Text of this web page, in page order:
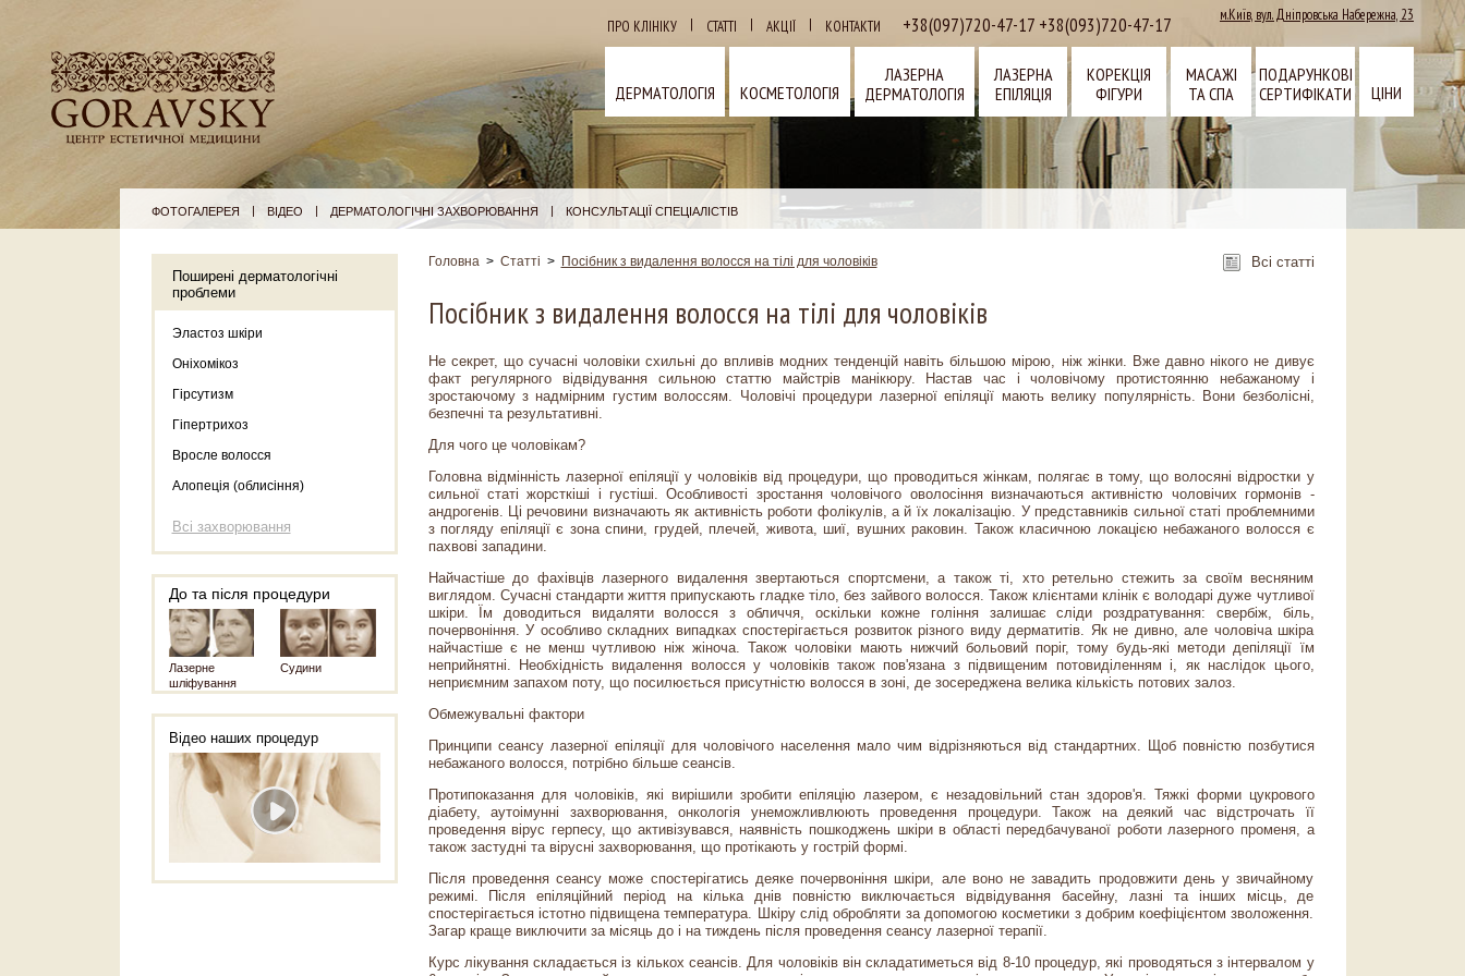
ПРО КЛІНІКУ | СТАТТІ | АКЦІЇ | КОНТАКТИ +38(097)720-47-17 +38(093)720-47-17 м.Київ, вул. Дніпровська Набережна, 23
ДЕРМАТОЛОГІЯ КОСМЕТОЛОГІЯ
ЛАЗЕРНА
ДЕРМАТОЛОГІЯ
ЛАЗЕРНА
ЕПІЛЯЦІЯ
КОРЕКЦІЯ
ФІГУРИ
МАСАЖІ
ТА СПА
ПОДАРУНКОВІ
СЕРТИФІКАТИ
ЦІНИ
ФОТОГАЛЕРЕЯ | ВІДЕО | ДЕРМАТОЛОГІЧНІ ЗАХВОРЮВАННЯ | КОНСУЛЬТАЦІЇ СПЕЦІАЛІСТІВ
Поширені дерматологічні
проблеми
Эластоз шкіри
Оніхомікоз
Гірсутизм
Гіпертрихоз
Вросле волосся
Алопеція (облисіння)
Всі захворювання
До та після процедури
Лазерне
шліфування
Судини
Відео наших процедур
Головна > Статті > Посібник з видалення волосся на тілі для чоловіків Всі статті
Посібник з видалення волосся на тілі для чоловіків
Не секрет, що сучасні чоловіки схильні до впливів модних тенденцій навіть більшою мірою, ніж жінки. Вже давно нікого не дивує
факт регулярного відвідування сильною статтю майстрів манікюру. Настав час і чоловічому протистоянню небажаному і
зростаючому з надмірним густим волоссям. Чоловічі процедури лазерної епіляції мають велику популярність. Вони безболісні,
безпечні та результативні.
Для чого це чоловікам?
Головна відмінність лазерної епіляції у чоловіків від процедури, що проводиться жінкам, полягає в тому, що волосяні відростки у
сильної статі жорсткіші і густіші. Особливості зростання чоловічого оволосіння визначаються активністю чоловічих гормонів -
андрогенів. Ці речовини визначають як активність роботи фолікулів, а й їх локалізацію. У представників сильної статі проблемними
з погляду епіляції є зона спини, грудей, плечей, живота, шиї, вушних раковин. Також класичною локацією небажаного волосся є
пахвові западини.
Найчастіше до фахівців лазерного видалення звертаються спортсмени, а також ті, хто ретельно стежить за своїм весняним
виглядом. Сучасні стандарти життя припускають гладке тіло, без зайвого волосся. Також клієнтами клінік є володарі дуже чутливої
шкіри. Їм доводиться видаляти волосся з обличчя, оскільки кожне гоління залишає сліди роздратування: свербіж, біль,
почервоніння. У особливо складних випадках спостерігається розвиток різного виду дерматитів. Як не дивно, але чоловіча шкіра
найчастіше є не менш чутливою ніж жіноча. Також чоловіки мають нижчий больовий поріг, тому будь-які методи депіляції їм
неприйнятні. Необхідність видалення волосся у чоловіків також пов'язана з підвищеним потовиділенням і, як наслідок цього,
неприємним запахом поту, що посилюється присутністю волосся в зоні, де зосереджена велика кількість потових залоз.
Обмежувальні фактори
Принципи сеансу лазерної епіляції для чоловічого населення мало чим відрізняються від стандартних. Щоб повністю позбутися
небажаного волосся, потрібно більше сеансів.
Протипоказання для чоловіків, які вирішили зробити епіляцію лазером, є незадовільний стан здоров'я. Тяжкі форми цукрового
діабету, аутоімунні захворювання, онкологія унеможливлюють проведення процедури. Також на деякий час відстрочать її
проведення вірус герпесу, що активізувався, наявність пошкоджень шкіри в області передбачуваної роботи лазерного променя, а
також застудні та вірусні захворювання, що протікають у гострій формі.
Після проведення сеансу може спостерігатись деяке почервоніння шкіри, але воно не завадить продовжити день у звичайному
режимі. Після епіляційний період на кілька днів повністю виключається відвідування басейну, лазні та інших місць, де
спостерігається істотно підвищена температура. Шкіру слід обробляти за допомогою косметики з добрим коефіцієнтом зволоження.
Загар краще виключити за місяць до і на тиждень після проведення сеансу лазерної терапії.
Курс лікування складається із кількох сеансів. Для чоловіків він складатиметься від 8-10 процедур, які проводяться з інтервалом у